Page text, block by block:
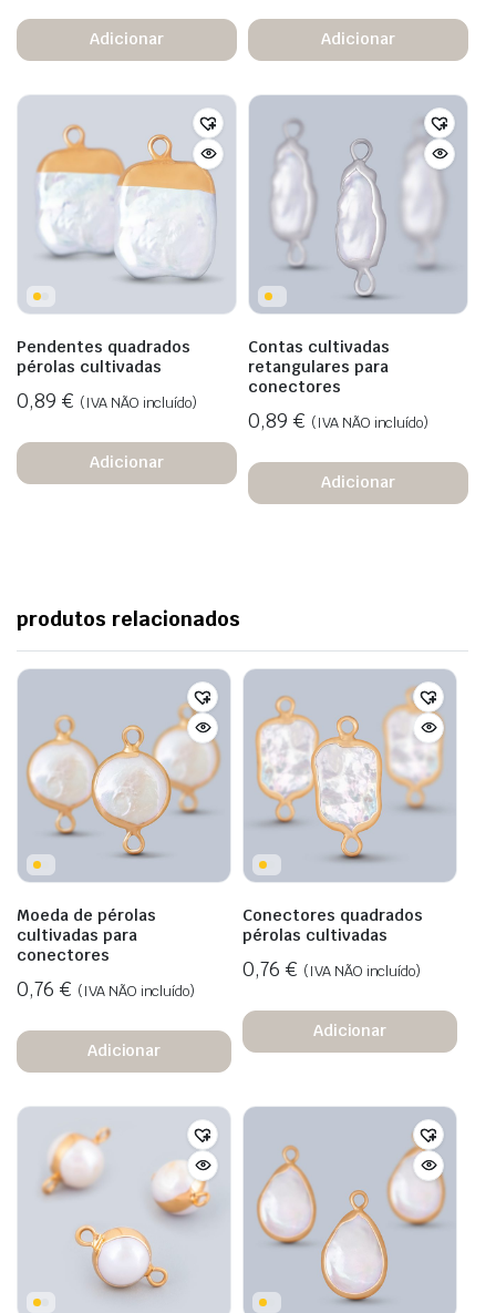
Adicionar Adicionar
Pendentes quadrados
pérolas cultivadas
0,89 € (IVA NÃO incluído)
Adicionar
Contas cultivadas
retangulares para
conectores
0,89 € (IVA NÃO incluído)
Adicionar
produtos relacionados
Moeda de pérolas
cultivadas para
conectores
0,76 € (IVA NÃO incluído)
Adicionar
Conectores quadrados
pérolas cultivadas
0,76 € (IVA NÃO incluído)
Adicionar